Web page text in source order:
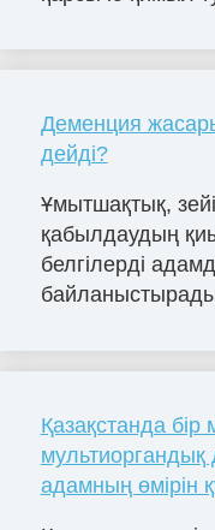
Деменция
дейді?
Ұмытшақтық,
қабылдаудың
белгілерді
Қазақстанда бір
адамның өмірін